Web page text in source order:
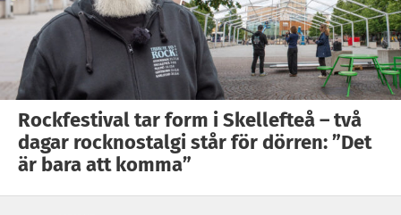
Rockfestival tar form i Skellefteå – två
dagar rocknostalgi står för dörren: ”Det
är bara att komma”